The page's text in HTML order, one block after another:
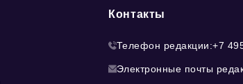
Контакты
Телефон редакции:+7
Электронные почты